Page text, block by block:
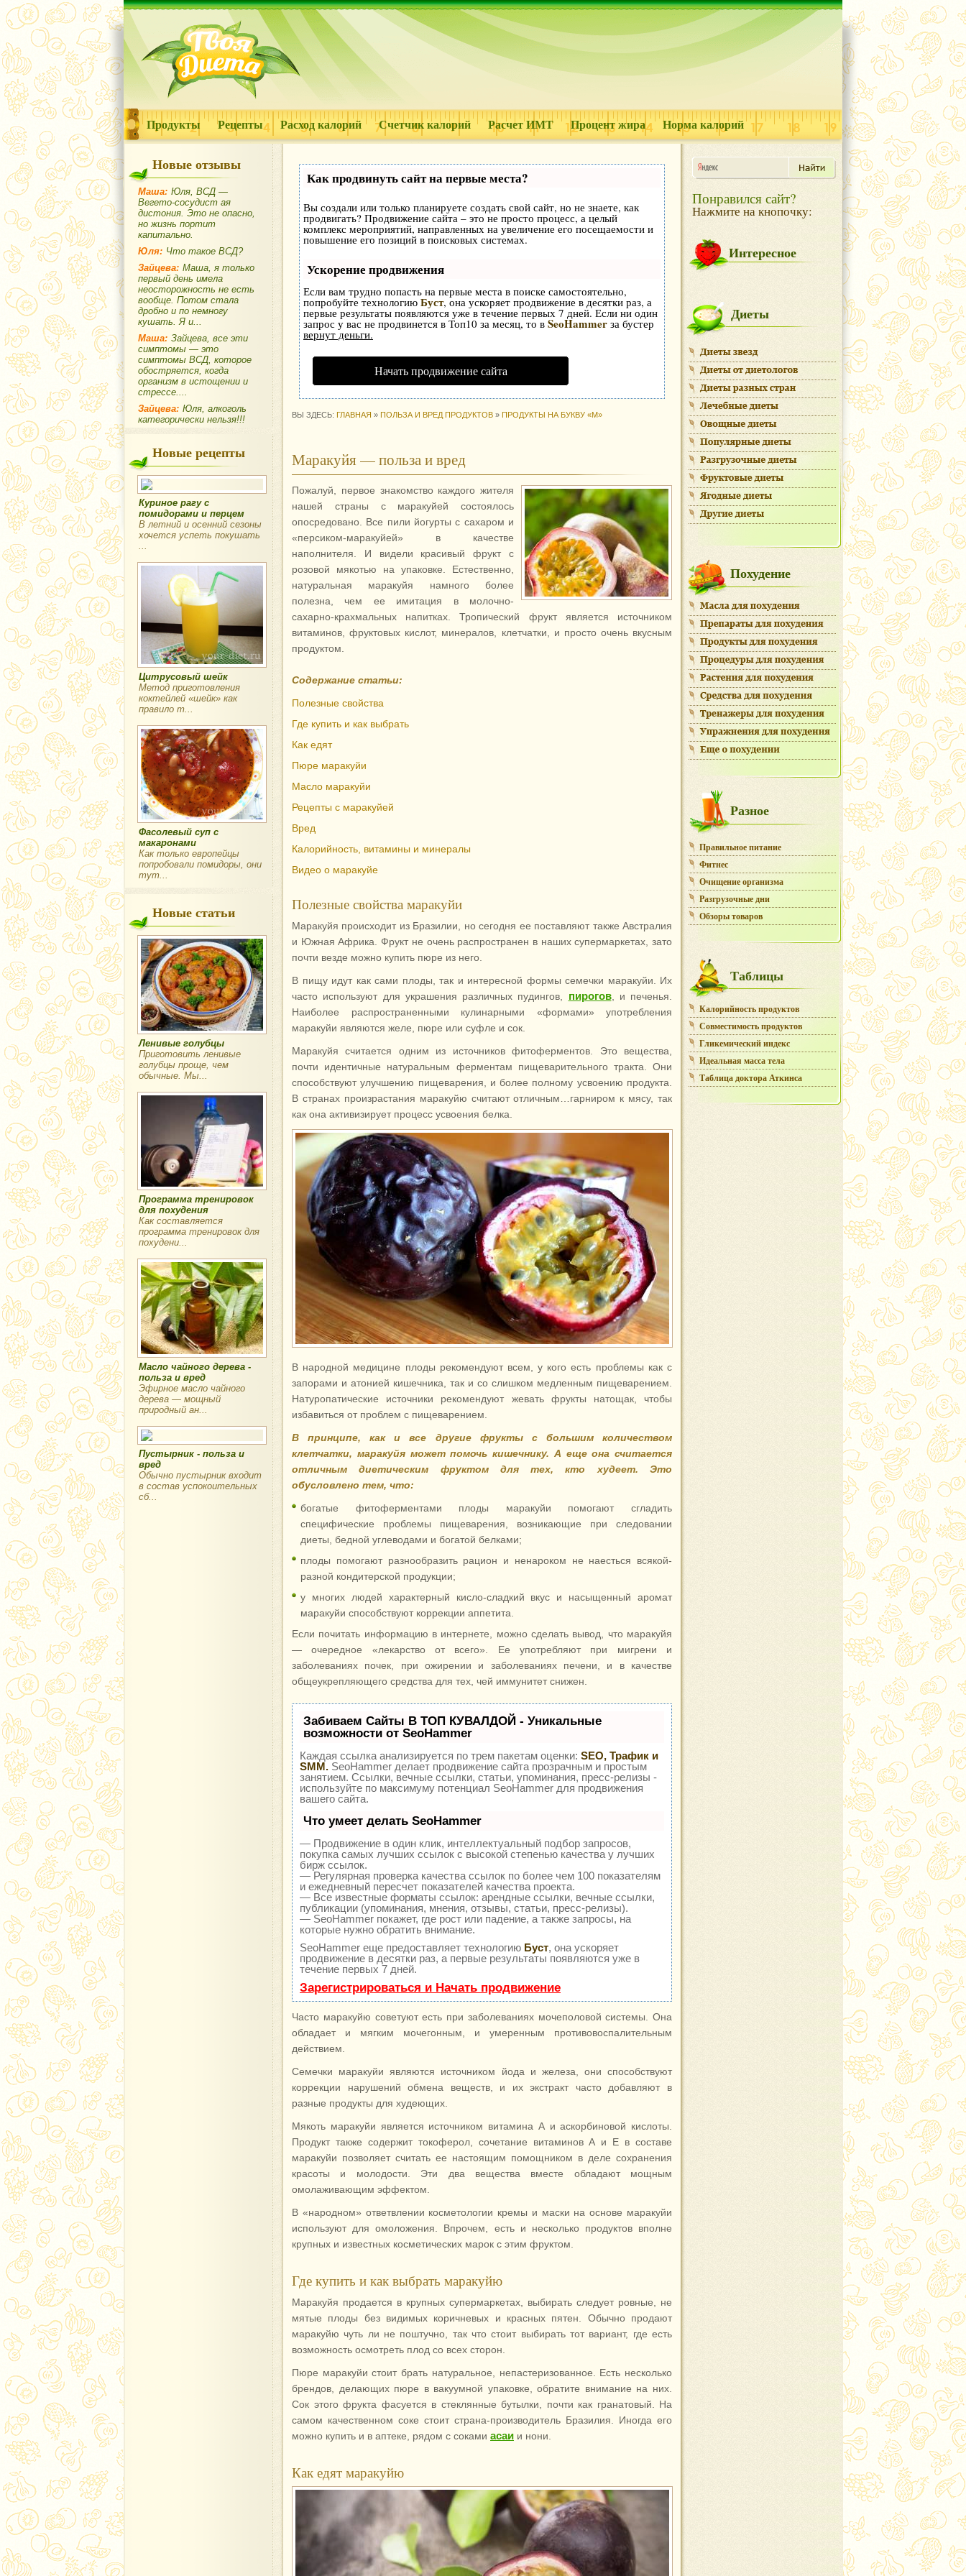
Продукты Рецепты Расход калорий Счетчик калорий Расчет ИМТ Процент жира Норма калорий
Новые отзывы
Маша: Юля, ВСД —
Вегето-сосудист ая
дистония. Это не опасно,
но жизнь портит
капитально.
Юля: Что такое ВСД?
Зайцева: Маша, я только
первый день имела
неосторожность не есть
вообще. Потом стала
дробно и по немногу
кушать. Я и...
Маша: Зайцева, все эти
симптомы — это
симптомы ВСД, которое
обостряется, когда
организм в истощении и
стрессе....
Зайцева: Юля, алкоголь
категорически нельзя!!!
Новые рецепты
Куриное рагу с
помидорами и перцем
В летний и осенний сезоны
хочется успеть покушать
...
Цитрусовый шейк
Метод приготовления
коктейлей «шейк» как
правило т...
Фасолевый суп с
макаронами
Как только европейцы
попробовали помидоры, они
тут...
Новые статьи
Ленивые голубцы
Приготовить ленивые
голубцы проще, чем
обычные. Мы...
Программа тренировок
для похудения
Как составляется
программа тренировок для
похудени...
Масло чайного дерева -
польза и вред
Эфирное масло чайного
дерева — мощный
природный ан...
Пустырник - польза и
вред
Обычно пустырник входит
в состав успокоительных
сб...
Как продвинуть сайт на первые места?
Вы создали или только планируете создать свой сайт, но не знаете, как
продвигать? Продвижение сайта – это не просто процесс, а целый
комплекс мероприятий, направленных на увеличение его посещаемости и
повышение его позиций в поисковых системах.
Ускорение продвижения
Если вам трудно попасть на первые места в поиске самостоятельно,
попробуйте технологию Буст, она ускоряет продвижение в десятки раз, а
первые результаты появляются уже в течение первых 7 дней. Если ни один
запрос у вас не продвинется в Топ10 за месяц, то в SeoHammer за бустер
вернут деньги.
Начать продвижение сайта
ВЫ ЗДЕСЬ: ГЛАВНАЯ » ПОЛЬЗА И ВРЕД ПРОДУКТОВ » ПРОДУКТЫ НА БУКВУ «М»
Маракуйя — польза и вред
Пожалуй, первое знакомство каждого жителя
нашей страны с маракуйей состоялось
опосредовано. Все пили йогурты с сахаром и
«персиком-маракуйей» в качестве
наполнителя. И видели красивый фрукт с
розовой мякотью на упаковке. Естественно,
натуральная маракуйя намного более
полезна, чем ее имитация в молочно-
сахарно-крахмальных напитках. Тропический фрукт является источником
витаминов, фруктовых кислот, минералов, клетчатки, и просто очень вкусным
продуктом.
Содержание статьи:
Полезные свойства
Где купить и как выбрать
Как едят
Пюре маракуйи
Масло маракуйи
Рецепты с маракуйей
Вред
Калорийность, витамины и минералы
Видео о маракуйе
Полезные свойства маракуйи
Маракуйя происходит из Бразилии, но сегодня ее поставляют также Австралия
и Южная Африка. Фрукт не очень распространен в наших супермаркетах, зато
почти везде можно купить пюре из него.
В пищу идут как сами плоды, так и интересной формы семечки маракуйи. Их
часто используют для украшения различных пудингов, пирогов, и печенья.
Наиболее распространенными кулинарными «формами» употребления
маракуйи являются желе, пюре или суфле и сок.
Маракуйя считается одним из источников фитоферментов. Это вещества,
почти идентичные натуральным ферментам пищеварительного тракта. Они
способствуют улучшению пищеварения, и более полному усвоению продукта.
В странах произрастания маракуйю считают отличным…гарниром к мясу, так
как она активизирует процесс усвоения белка.
В народной медицине плоды рекомендуют всем, у кого есть проблемы как с
запорами и атонией кишечника, так и со слишком медленным пищеварением.
Натуропатические источники рекомендуют жевать фрукты натощак, чтобы
избавиться от проблем с пищеварением.
В принципе, как и все другие фрукты с большим количеством
клетчатки, маракуйя может помочь кишечнику. А еще она считается
отличным диетическим фруктом для тех, кто худеет. Это
обусловлено тем, что:
богатые фитоферментами плоды маракуйи помогают сгладить
специфические проблемы пищеварения, возникающие при следовании
диеты, бедной углеводами и богатой белками;
плоды помогают разнообразить рацион и ненароком не наесться всякой-
разной кондитерской продукции;
у многих людей характерный кисло-сладкий вкус и насыщенный аромат
маракуйи способствуют коррекции аппетита.
Если почитать информацию в интернете, можно сделать вывод, что маракуйя
— очередное «лекарство от всего». Ее употребляют при мигрени и
заболеваниях почек, при ожирении и заболеваниях печени, и в качестве
общеукрепляющего средства для тех, чей иммунитет снижен.
Забиваем Сайты В ТОП КУВАЛДОЙ - Уникальные
возможности от SeoHammer
Каждая ссылка анализируется по трем пакетам оценки: SEO, Трафик и
SMM. SeoHammer делает продвижение сайта прозрачным и простым
занятием. Ссылки, вечные ссылки, статьи, упоминания, пресс-релизы -
используйте по максимуму потенциал SeoHammer для продвижения
вашего сайта.
Что умеет делать SeoHammer
— Продвижение в один клик, интеллектуальный подбор запросов,
покупка самых лучших ссылок с высокой степенью качества у лучших
бирж ссылок.
— Регулярная проверка качества ссылок по более чем 100 показателям
и ежедневный пересчет показателей качества проекта.
— Все известные форматы ссылок: арендные ссылки, вечные ссылки,
публикации (упоминания, мнения, отзывы, статьи, пресс-релизы).
— SeoHammer покажет, где рост или падение, а также запросы, на
которые нужно обратить внимание.
SeoHammer еще предоставляет технологию Буст, она ускоряет
продвижение в десятки раз, а первые результаты появляются уже в
течение первых 7 дней.
Зарегистрироваться и Начать продвижение
Часто маракуйю советуют есть при заболеваниях мочеполовой системы. Она
обладает и мягким мочегонным, и умеренным противовоспалительным
действием.
Семечки маракуйи являются источником йода и железа, они способствуют
коррекции нарушений обмена веществ, и их экстракт часто добавляют в
разные продукты для худеющих.
Мякоть маракуйи является источником витамина А и аскорбиновой кислоты.
Продукт также содержит токоферол, сочетание витаминов А и Е в составе
маракуйи позволяет считать ее настоящим помощником в деле сохранения
красоты и молодости. Эти два вещества вместе обладают мощным
омолаживающим эффектом.
В «народном» ответвлении косметологии кремы и маски на основе маракуйи
используют для омоложения. Впрочем, есть и несколько продуктов вполне
крупных и известных косметических марок с этим фруктом.
Где купить и как выбрать маракуйю
Маракуйя продается в крупных супермаркетах, выбирать следует ровные, не
мятые плоды без видимых коричневых и красных пятен. Обычно продают
маракуйю чуть ли не поштучно, так что стоит выбирать тот вариант, где есть
возможность осмотреть плод со всех сторон.
Пюре маракуйи стоит брать натуральное, непастеризованное. Есть несколько
брендов, делающих пюре в вакуумной упаковке, обратите внимание на них.
Сок этого фрукта фасуется в стеклянные бутылки, почти как гранатовый. На
самом качественном соке стоит страна-производитель Бразилия. Иногда его
можно купить и в аптеке, рядом с соками асаи и нони.
Как едят маракуйю
Понравился сайт?
Нажмите на кнопочку:
Интересное
Диеты
Похудение
Разное
Правильное питание
Фитнес
Очищение организма
Разгрузочные дни
Обзоры товаров
Таблицы
Калорийность продуктов
Совместимость продуктов
Гликемический индекс
Идеальная масса тела
Таблица доктора Аткинса